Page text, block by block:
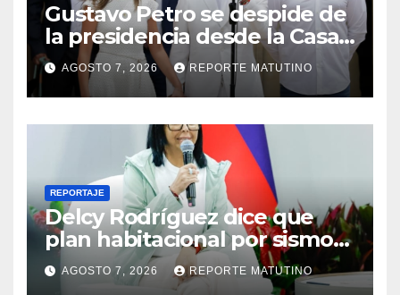
Gustavo Petro se despide de
la presidencia desde la Casa
de Nariño
AGOSTO 7, 2026 REPORTE MATUTINO
REPORTAJE
Delcy Rodríguez dice que
plan habitacional por sismos
ha beneficiado a unas 2.000
personas en una semana
AGOSTO 7, 2026 REPORTE MATUTINO